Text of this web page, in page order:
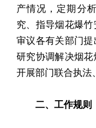
产情况，定期分
究、指导烟花爆
审议各有关部门
研究协调解决烟
开展部门联合执法
二、工作规则